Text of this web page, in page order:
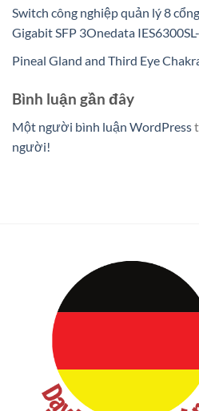
Switch công nghiệp quản lý 8
Gigabit SFP 3Onedata
Pineal Gland and Third Eye
Bình luận gần đây
Một người bình luận WordPress
người!